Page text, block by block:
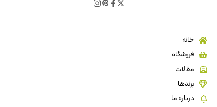
خانه
فروشگاه
مقالات
برندها
درباره ما